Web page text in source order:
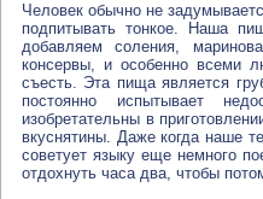
Человек обычно не
подпитывать тонкое. Наша
добавляем соления,
консервы, и особенно всеми
съесть. Эта пища является
постоянно испытывает
изобретательны в
вкуснятины. Даже когда наше
советует языку еще немного
отдохнуть часа два, чтобы